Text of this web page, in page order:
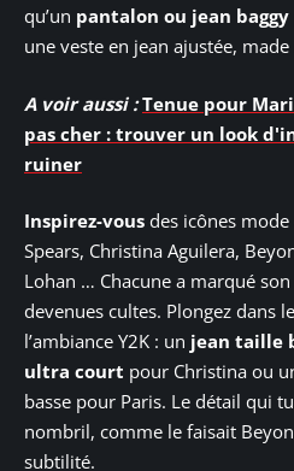
qu’un pantalon ou jean baggy
une veste en jean ajustée,
A voir aussi : Tenue pour
pas cher : trouver un look
ruiner
Inspirez-vous des icônes
Spears, Christina Aguilera,
Lohan … Chacune a marqué
devenues cultes. Plongez dans
l’ambiance Y2K : un jean taille
ultra court pour Christina ou
basse pour Paris. Le détail qui
nombril, comme le faisait
subtilité.